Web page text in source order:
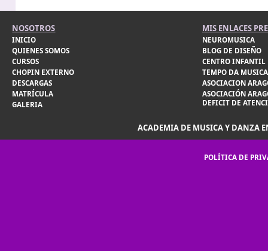
NOSOTROS
INICIO
QUIENES SOMOS
CURSOS
CHOPIN EXTERNO
DESCARGAS
MATRÍCULA
GALERIA
MIS ENLACES
NEUROMUSICA
BLOG DE DISEÑO
CENTRO INFANTIL
TEMPO DA
ASOCIACION
ASOCIACIÓN
DEFICIT DE
ACADEMIA DE MUSICA Y DANZA
POLÍTICA DE